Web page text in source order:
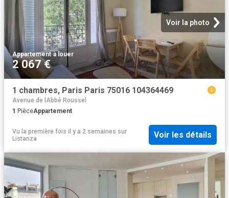
Voir la photo
Appartement·à louer
2 067 €
1 chambres, Paris Paris 75016 104364469
Avenue de lAbbé Roussel
1 PièceAppartement
Vu la première fois il y a 2 semaines sur
Listanza
Voir les détails